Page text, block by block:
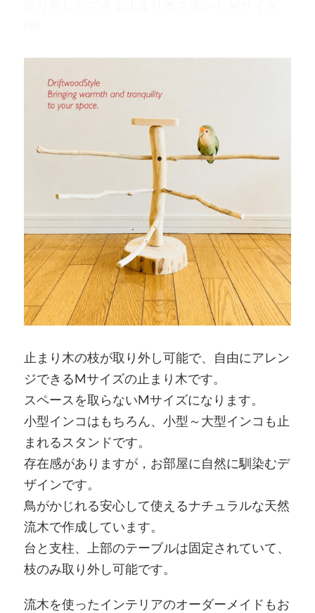
止まり木の枝が取り外し可能で、自由にアレン
ジできるMサイズの止まり木です。
スペースを取らないMサイズになります。
小型インコはもちろん、小型～大型インコも止
まれるスタンドです。
存在感がありますが，お部屋に自然に馴染むデ
ザインです。
鳥がかじれる安心して使えるナチュラルな天然
流木で作成しています。
台と支柱、上部のテーブルは固定されていて、
枝のみ取り外し可能です。
流木を使ったインテリアのオーダーメイドもお